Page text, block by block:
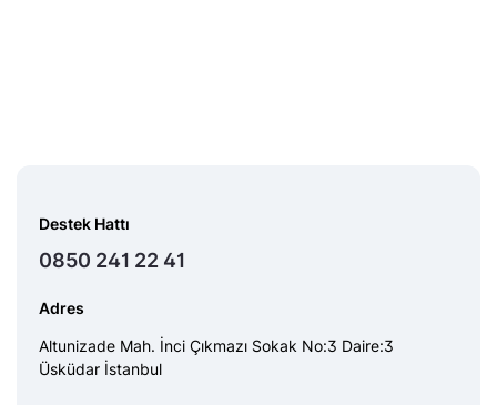
Destek Hattı
0850 241 22 41
Adres
Altunizade Mah. İnci Çıkmazı Sokak No:3 Daire:3
Üsküdar İstanbul